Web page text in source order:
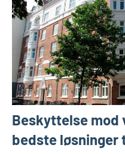
Beskyttelse mod
bedste løsninger